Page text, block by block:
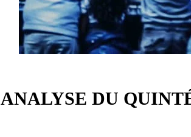
ANALYSE DU